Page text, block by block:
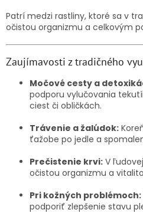
Patrí medzi rastliny, ktoré sa v
očistou organizmu a celkovým
Zaujímavosti z tradičného
Močové cesty a
podporu vylučovania
ciest či obličkách.
Trávenie a žalúdok:
ťažobe po jedle a
Prečistenie krvi: V
očistou organizmu a
Pri kožných problémoch:
podporiť zlepšenie stavu